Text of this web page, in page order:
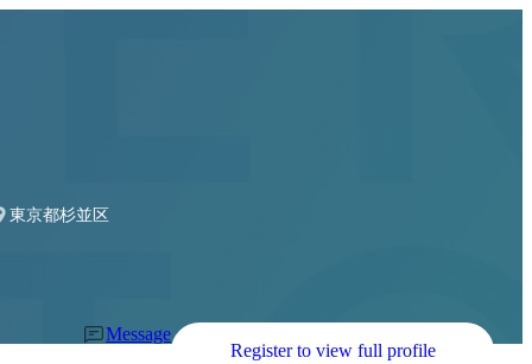
パートナー／カスタマーサクセスなど
東京都杉並区
Message
Register to view full profile